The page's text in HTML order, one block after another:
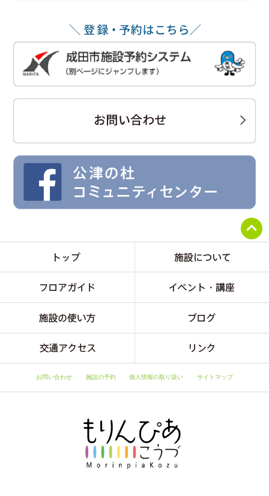
お問い合わせ 施設の予約 個人情報の取り扱い サイトマップ